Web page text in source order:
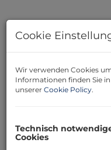
Beschreibung
Hier kommt eine
zum Verkauf!
Cookie
Wir verwenden Cookies
Informationen finden Sie
unserer Cookie Policy.
Technisch
Cookies